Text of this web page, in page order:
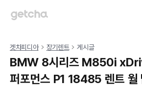
겟차피디아 장기렌트 게시글
BMW 8시리즈 M850i
퍼포먼스 P1 18485 렌트 월